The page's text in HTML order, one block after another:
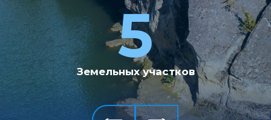
5
Земельных участков
реализовано15 крупных
проектов наобщую
сумму 2,4 млрд рублей
9
В настоящее время